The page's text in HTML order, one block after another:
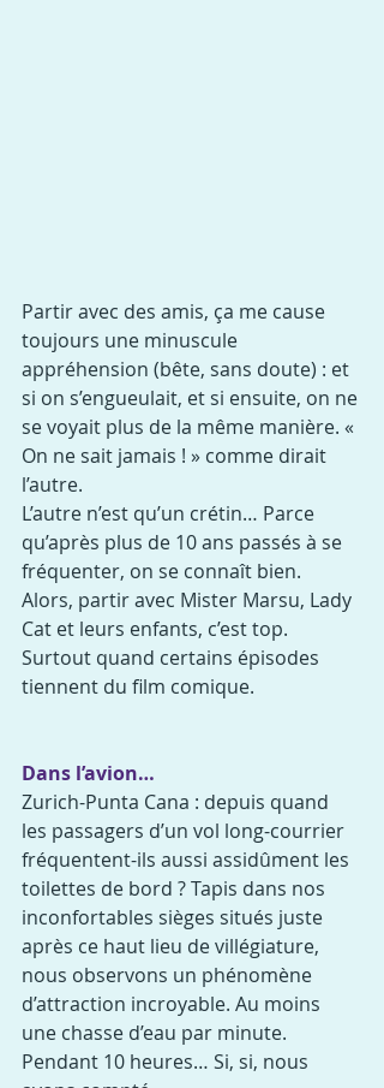
Partir avec des amis, ça me cause
toujours une minuscule
appréhension (bête, sans doute) : et
si on s’engueulait, et si ensuite, on ne
se voyait plus de la même manière. «
On ne sait jamais ! » comme dirait
l’autre.
L’autre n’est qu’un crétin… Parce
qu’après plus de 10 ans passés à se
fréquenter, on se connaît bien.
Alors, partir avec Mister Marsu, Lady
Cat et leurs enfants, c’est top.
Surtout quand certains épisodes
tiennent du film comique.
Dans l’avion…
Zurich-Punta Cana : depuis quand
les passagers d’un vol long-courrier
fréquentent-ils aussi assidûment les
toilettes de bord ? Tapis dans nos
inconfortables sièges situés juste
après ce haut lieu de villégiature,
nous observons un phénomène
d’attraction incroyable. Au moins
une chasse d’eau par minute.
Pendant 10 heures… Si, si, nous